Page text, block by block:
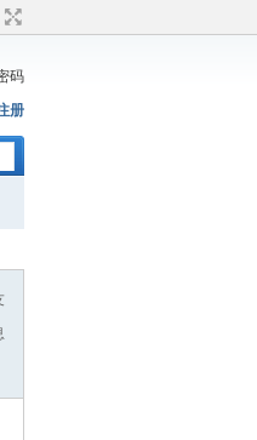
码
册